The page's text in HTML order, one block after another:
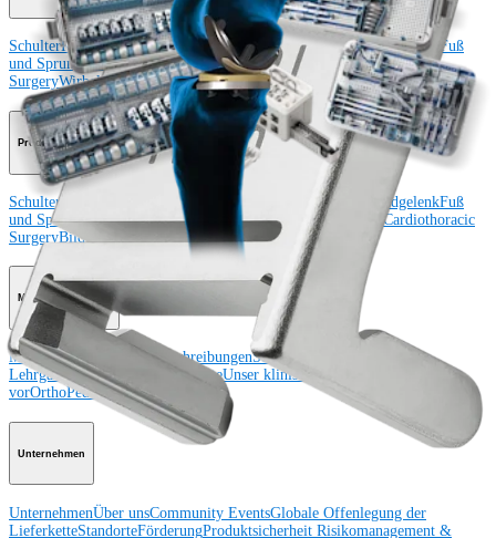
SchulterKnieEllenbogenSchulterendoprothetikHand und Handgelenk
Fuß
und SprunggelenkTraumaHüfteOrthobiologieCardiothoracic
SurgeryWirbelsäule
Produkt
Schulter Schulterendoprothetik Hand und HandgelenkFuß
und SprunggelenkHüfteOrthobiologieHerz-Thoraxchirurgie Cardiothoracic
SurgeryBildgebung & Resektion
Medical Education
Medical Education KursbeschreibungenSchulungen &
LehrgängeArthroLab™-StandorteUnser klinisches Personal stellt sich
vorOrthoPedia
Unternehmen
UnternehmenÜber unsCommunity EventsGlobale Offenlegung der
LieferketteStandorteFörderungProduktsicherheit Risikomanagement &